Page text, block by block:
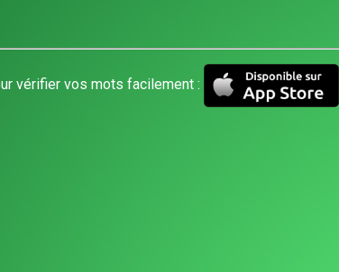
vérifier vos mots facilement :